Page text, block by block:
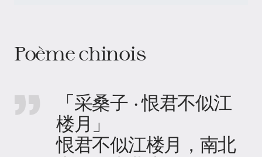
Poème chinois
「采桑子 · 恨君不似江
楼月」
恨君不似江楼月，南北